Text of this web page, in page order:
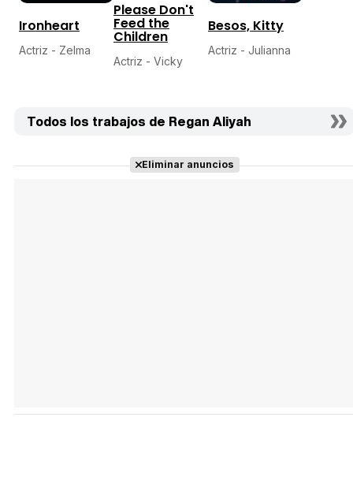
Ironheart
Actriz - Zelma
Please Don't
Feed the
Children
Actriz - Vicky
Besos, Kitty
Actriz - Julianna
Todos los trabajos de Regan Aliyah
Eliminar anuncios